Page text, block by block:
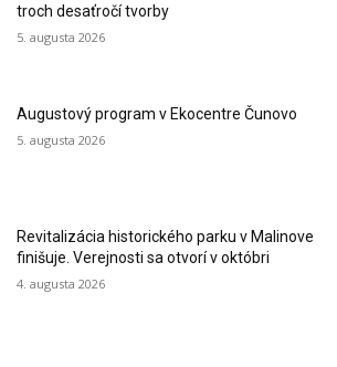
troch desaťročí tvorby
5. augusta 2026
Augustový program v Ekocentre Čunovo
5. augusta 2026
Revitalizácia historického parku v Malinove
finišuje. Verejnosti sa otvorí v októbri
4. augusta 2026